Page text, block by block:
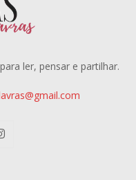
ler, pensar e partilhar.